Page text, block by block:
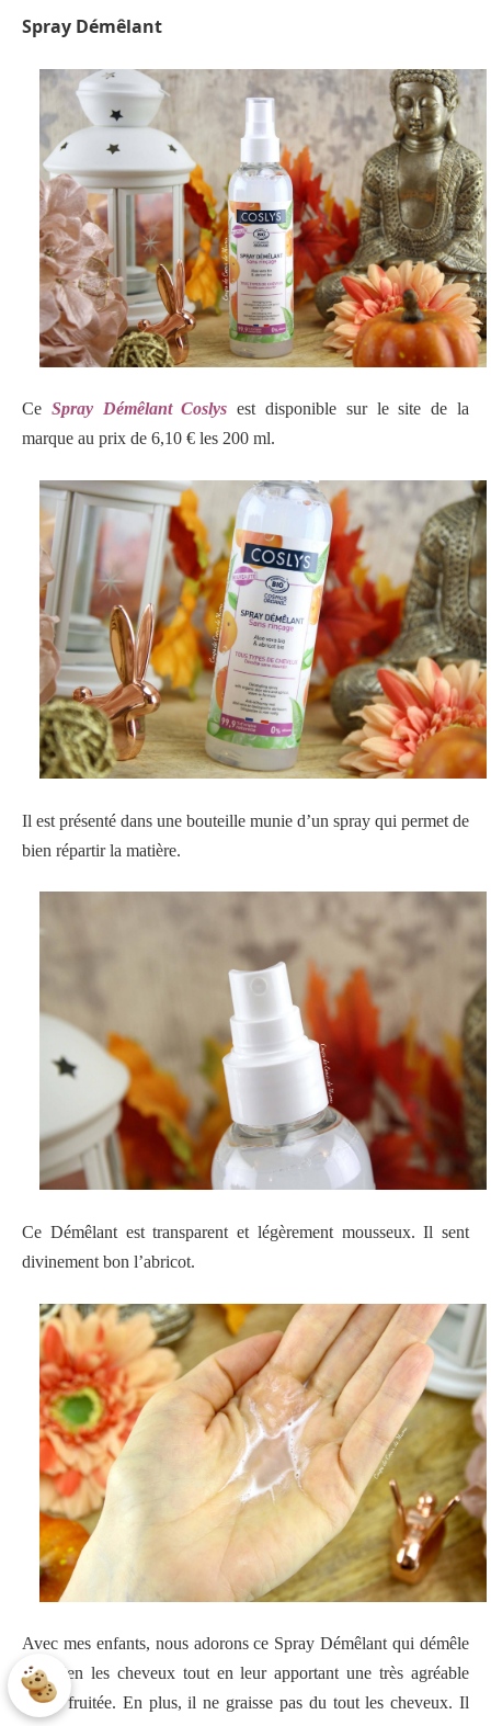
Spray Démêlant
Ce Spray Démêlant Coslys est disponible sur le site de la
marque au prix de 6,10 € les 200 ml.
Il est présenté dans une bouteille munie d’un spray qui permet de
bien répartir la matière.
Ce Démêlant est transparent et légèrement mousseux. Il sent
divinement bon l’abricot.
Avec mes enfants, nous adorons ce Spray Démêlant qui démêle
très bien les cheveux tout en leur apportant une très agréable
odeur fruitée. En plus, il ne graisse pas du tout les cheveux. Il